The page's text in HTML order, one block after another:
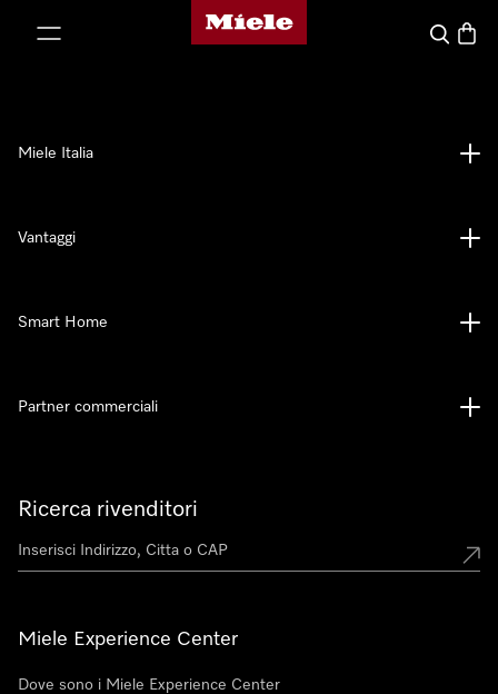
Homepage di Miele
Cerca
Ricerca rivenditori
Miele Experience Center
Dove sono i Miele Experience Center
Miele Italia
Vantaggi
Smart Home
Partner commerciali